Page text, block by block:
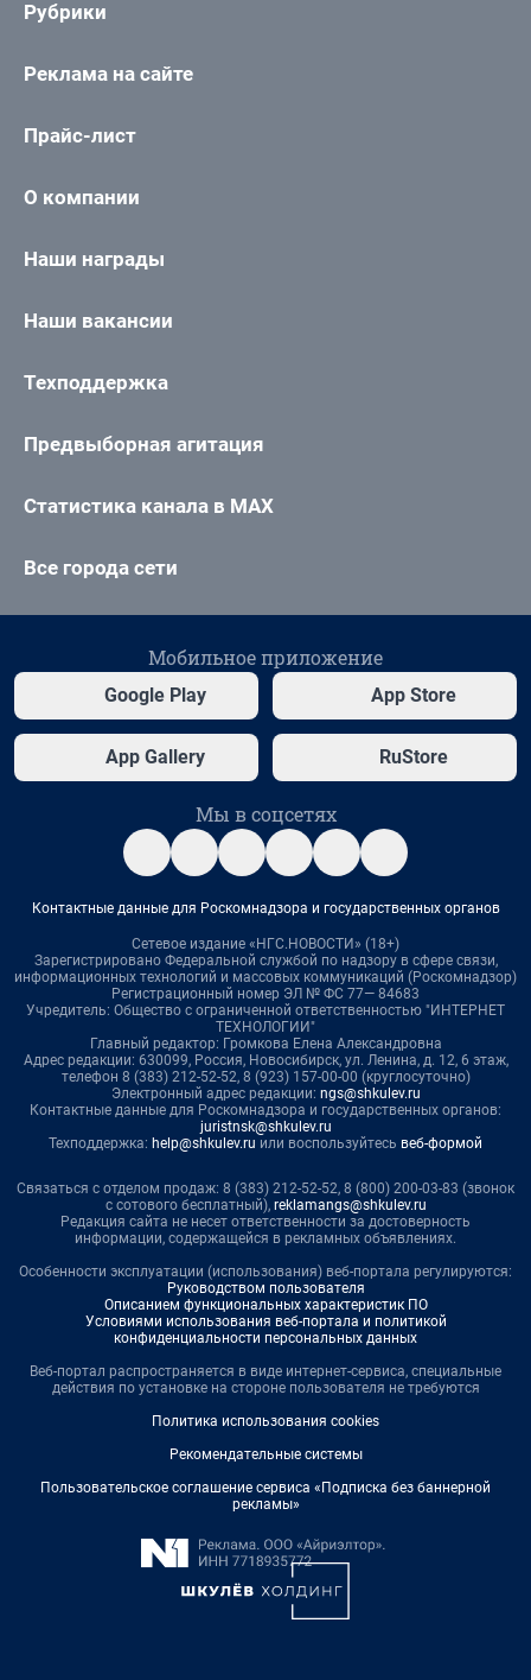
Рубрики
Реклама на сайте
Прайс-лист
О компании
Наши награды
Наши вакансии
Техподдержка
Предвыборная агитация
Статистика канала в MAX
Все города сети
Мобильное приложение
Google Play App Store
App Gallery RuStore
Мы в соцсетях
Контактные данные для Роскомнадзора и государственных органов
Сетевое издание «НГС.НОВОСТИ» (18+)
Зарегистрировано Федеральной службой по надзору в сфере связи,
информационных технологий и массовых коммуникаций (Роскомнадзор)
Регистрационный номер ЭЛ № ФС 77— 84683
Учредитель: Общество с ограниченной ответственностью "ИНТЕРНЕТ
ТЕХНОЛОГИИ"
Главный редактор: Громкова Елена Александровна
Адрес редакции: 630099, Россия, Новосибирск, ул. Ленина, д. 12, 6 этаж,
телефон 8 (383) 212-52-52, 8 (923) 157-00-00 (круглосуточно)
Электронный адрес редакции: ngs@shkulev.ru
Контактные данные для Роскомнадзора и государственных органов:
juristnsk@shkulev.ru
Техподдержка: help@shkulev.ru или воспользуйтесь веб-формой
Связаться с отделом продаж: 8 (383) 212-52-52, 8 (800) 200-03-83 (звонок
с сотового бесплатный), reklamangs@shkulev.ru
Редакция сайта не несет ответственности за достоверность
информации, содержащейся в рекламных объявлениях.
Особенности эксплуатации (использования) веб-портала регулируются:
Руководством пользователя
Описанием функциональных характеристик ПО
Условиями использования веб-портала и политикой
конфиденциальности персональных данных
Веб-портал распространяется в виде интернет-сервиса, специальные
действия по установке на стороне пользователя не требуются
Политика использования cookies
Рекомендательные системы
Пользовательское соглашение сервиса «Подписка без баннерной
рекламы»